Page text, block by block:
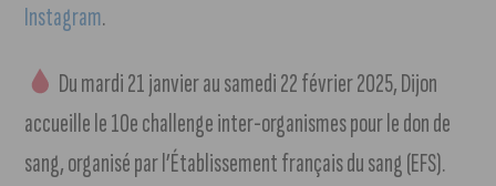
Instagram.
Du mardi 21 janvier au samedi 22 février 2025, Dijon
accueille le 10e challenge inter-organismes pour le don de
sang, organisé par l’Établissement français du sang (EFS).